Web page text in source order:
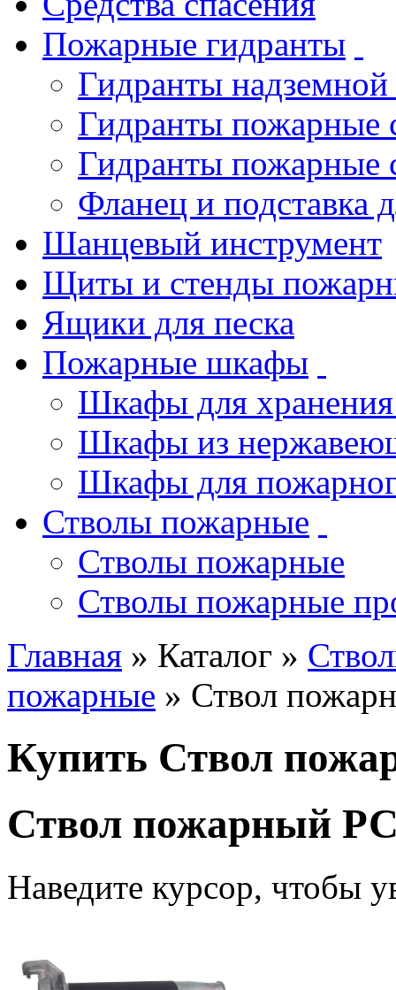
Пожарные гидранты
Гидранты
Гидранты пожарные
Гидранты пожарные
Фланец и подставка
Шанцевый инструмент
Щиты и стенды
Ящики для песка
Пожарные шкафы
Шкафы для хранения
Шкафы из
Шкафы для
Стволы пожарные
Стволы пожарные
Стволы пожарные
Главная » Каталог »
пожарные » Ствол
Купить Ствол
Ствол пожарный
Наведите курсор, чтобы